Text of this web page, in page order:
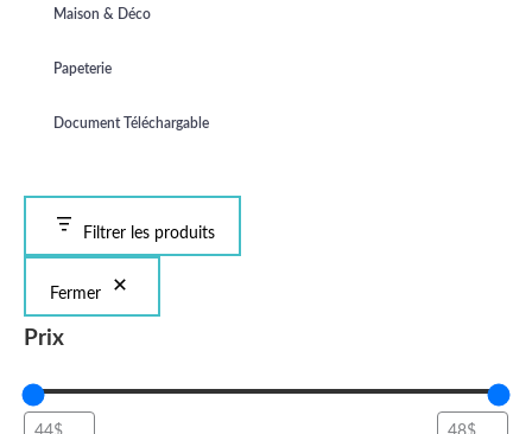
Maison & Déco
Papeterie
Document Téléchargable
Filtrer les produits
Fermer
Prix